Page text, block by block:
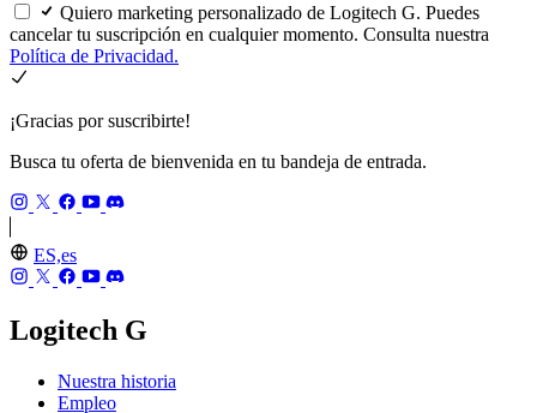
Quiero marketing personalizado de Logitech G. Puedes
cancelar tu suscripción en cualquier momento. Consulta nuestra
Política de Privacidad.
¡Gracias por suscribirte!
Busca tu oferta de bienvenida en tu bandeja de entrada.
ES,es
Logitech G
Nuestra historia
Empleo